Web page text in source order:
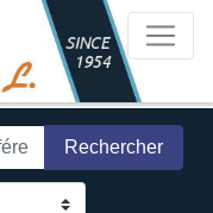
Rechercher